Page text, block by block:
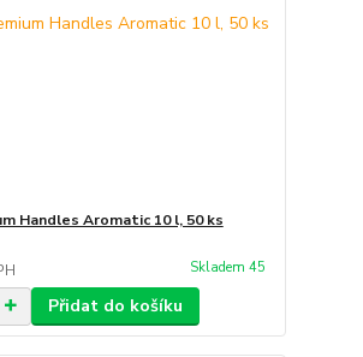
Handles Aromatic 10 l, 50 ks
Skladem 45
Přidat do košíku